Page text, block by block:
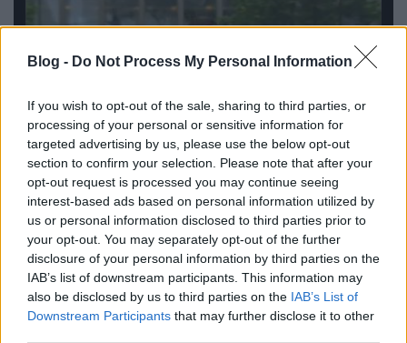
Blog - Do Not Process My Personal Information
If you wish to opt-out of the sale, sharing to third parties, or
processing of your personal or sensitive information for
targeted advertising by us, please use the below opt-out
section to confirm your selection. Please note that after your
opt-out request is processed you may continue seeing
interest-based ads based on personal information utilized by
us or personal information disclosed to third parties prior to
your opt-out. You may separately opt-out of the further
disclosure of your personal information by third parties on the
IAB’s list of downstream participants. This information may
also be disclosed by us to third parties on the IAB’s List of
Downstream Participants that may further disclose it to other
Beach Spike
.YEZy.• 2011. szeptember 12.